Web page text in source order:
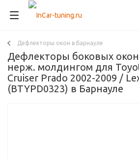
Дефлекторы окон в Барнауле
Дефлекторы боковых окон
нерж. молдингом для
Cruiser Prado 2002-2009 /
(BTYPD0323) в Барнауле